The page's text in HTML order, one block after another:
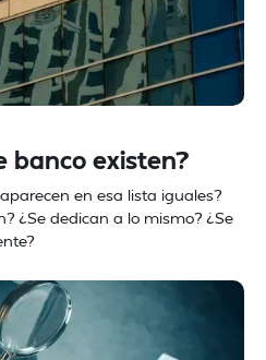
banco existen?
en esa lista iguales?
¿Se dedican a lo mismo? ¿Se